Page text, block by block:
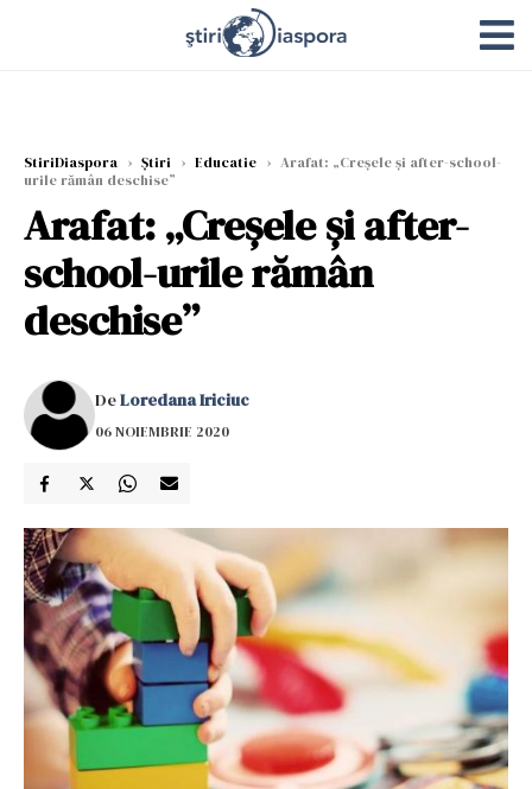
StiriDiaspora › Știri › Educatie › Arafat: „Creșele și after-school-
urile rămân deschise”
Arafat: „Creșele și after-
school-urile rămân
deschise”
DeLoredana Iriciuc
06 NOIEMBRIE 2020